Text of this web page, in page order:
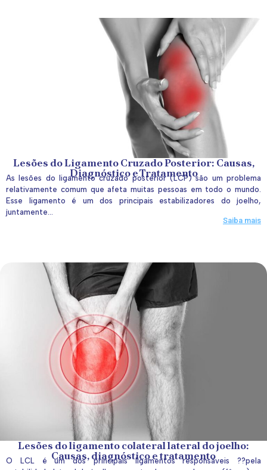
Lesões do Ligamento Cruzado Posterior: Causas,
Diagnóstico e Tratamento
As lesões do ligamento cruzado posterior (LCP) são um problema
relativamente comum que afeta muitas pessoas em todo o mundo.
Esse ligamento é um dos principais estabilizadores do joelho,
juntamente...
Saiba mais
Lesões do ligamento colateral lateral do joelho:
Causas, diagnóstico e tratamento
O LCL é um dos principais ligamentos responsáveis ??pela